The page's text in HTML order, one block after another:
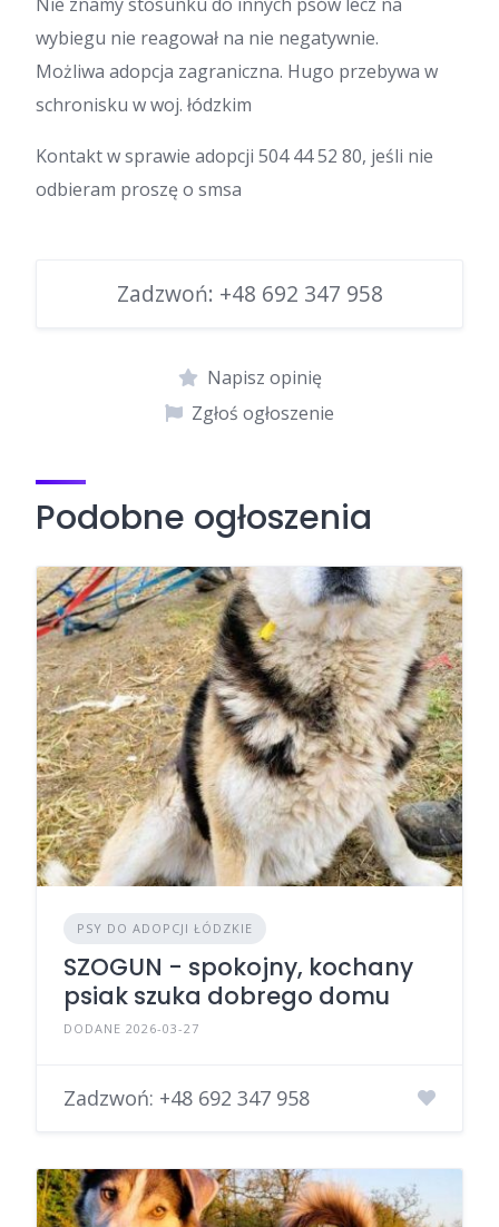
wybiegu nie reagował na nie negatywnie.
Możliwa adopcja zagraniczna. Hugo przebywa w
schronisku w woj. łódzkim
Kontakt w sprawie adopcji 504 44 52 80, jeśli nie
odbieram proszę o smsa
Zadzwoń: +48 692 347 958
Napisz opinię
Zgłoś ogłoszenie
Podobne ogłoszenia
PSY DO ADOPCJI ŁÓDZKIE
SZOGUN - spokojny, kochany
psiak szuka dobrego domu
DODANE 2026-03-27
Zadzwoń: +48 692 347 958